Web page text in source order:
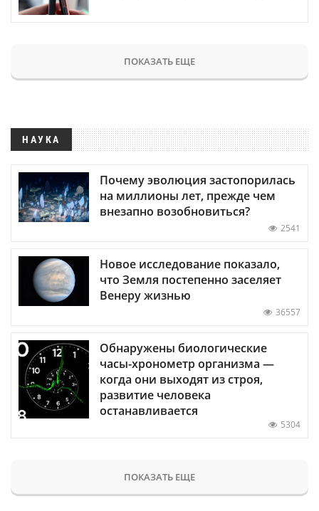
ПОКАЗАТЬ ЕЩЕ
НАУКА
Почему эволюция застопорилась
на миллионы лет, прежде чем
внезапно возобновиться?
2541
Новое исследование показало,
что Земля постепенно заселяет
Венеру жизнью
36557
Обнаружены биологические
часы-хронометр организма —
когда они выходят из строя,
развитие человека
останавливается
5304
ПОКАЗАТЬ ЕЩЕ